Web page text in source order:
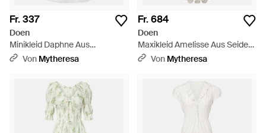
Fr. 337
Doen
Minikleid Daphne Aus
Baumwollpopeline Mit Spitze -
Von Mytheresa
Fr. 684
Doen
Maxikleid Amelisse Aus Seiden-
Georgette - Weiß
Von Mytheresa